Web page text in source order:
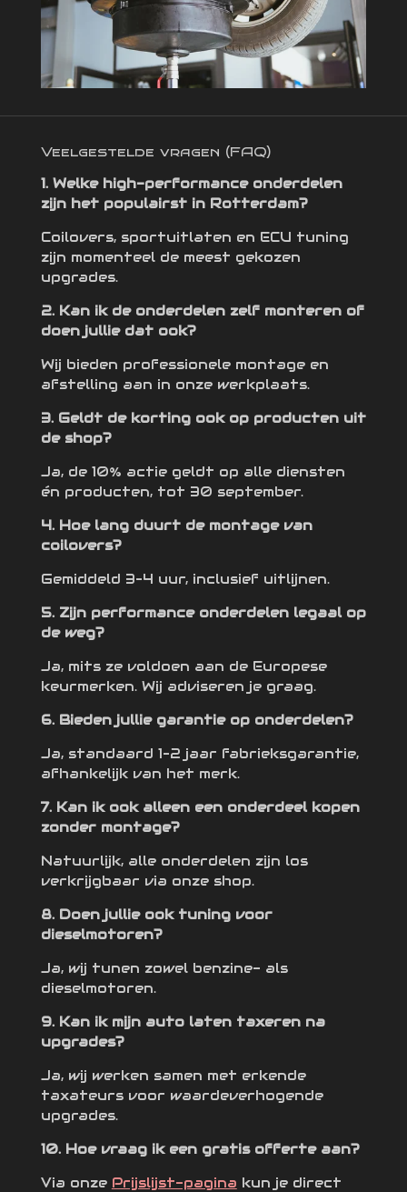
Veelgestelde vragen (FAQ)
1. Welke high-performance onderdelen
zijn het populairst in Rotterdam?
Coilovers, sportuitlaten en ECU tuning
zijn momenteel de meest gekozen
upgrades.
2. Kan ik de onderdelen zelf monteren of
doen jullie dat ook?
Wij bieden professionele montage en
afstelling aan in onze werkplaats.
3. Geldt de korting ook op producten uit
de shop?
Ja, de 10% actie geldt op alle diensten
én producten, tot 30 september.
4. Hoe lang duurt de montage van
coilovers?
Gemiddeld 3–4 uur, inclusief uitlijnen.
5. Zijn performance onderdelen legaal op
de weg?
Ja, mits ze voldoen aan de Europese
keurmerken. Wij adviseren je graag.
6. Bieden jullie garantie op onderdelen?
Ja, standaard 1–2 jaar fabrieksgarantie,
afhankelijk van het merk.
7. Kan ik ook alleen een onderdeel kopen
zonder montage?
Natuurlijk, alle onderdelen zijn los
verkrijgbaar via onze shop.
8. Doen jullie ook tuning voor
dieselmotoren?
Ja, wij tunen zowel benzine- als
dieselmotoren.
9. Kan ik mijn auto laten taxeren na
upgrades?
Ja, wij werken samen met erkende
taxateurs voor waardeverhogende
upgrades.
10. Hoe vraag ik een gratis offerte aan?
Via onze Prijslijst-pagina kun je direct